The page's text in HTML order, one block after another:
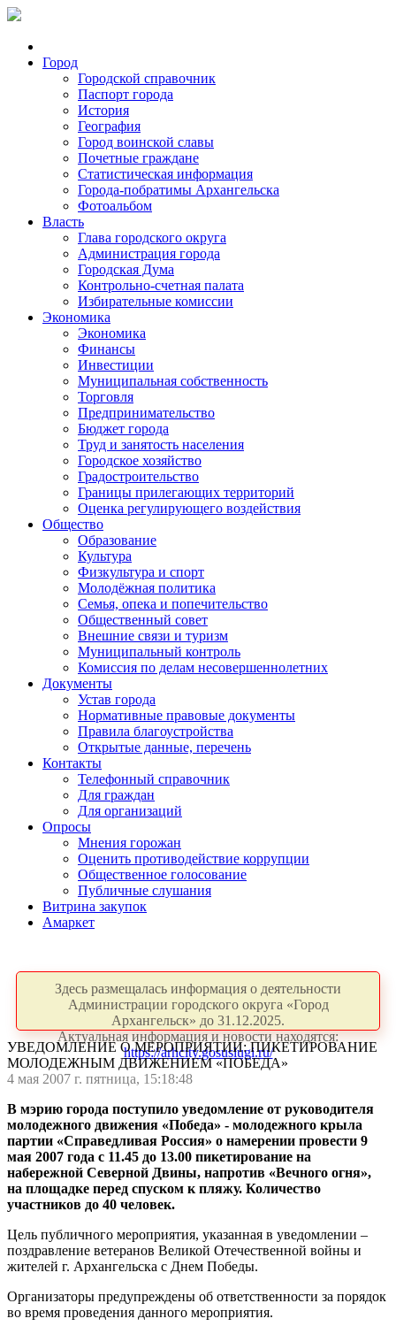
Город
Городской справочник
Паспорт города
История
География
Город воинской славы
Почетные граждане
Статистическая информация
Города-побратимы Архангельска
Фотоальбом
Власть
Глава городского округа
Администрация города
Городская Дума
Контрольно-счетная палата
Избирательные комиссии
Экономика
Экономика
Финансы
Инвестиции
Муниципальная собственность
Торговля
Предпринимательство
Бюджет города
Труд и занятость населения
Городское хозяйство
Градостроительство
Границы прилегающих территорий
Оценка регулирующего воздействия
Общество
Образование
Культура
Физкультура и спорт
Молодёжная политика
Семья, опека и попечительство
Общественный совет
Внешние связи и туризм
Муниципальный контроль
Комиссия по делам несовершеннолетних
Документы
Устав города
Нормативные правовые документы
Правила благоустройства
Открытые данные, перечень
Контакты
Телефонный справочник
Для граждан
Для организаций
Опросы
Мнения горожан
Оценить противодействие коррупции
Общественное голосование
Публичные слушания
Витрина закупок
Амаркет
Здесь размещалась информация о деятельности
Администрации городского округа «Город
Архангельск» до 31.12.2025.
Актуальная информация и новости находятся:
https://arhcity.gosuslugi.ru/
УВЕДОМЛЕНИЕ О МЕРОПРИЯТИИ: ПИКЕТИРОВАНИЕ
МОЛОДЕЖНЫМ ДВИЖЕНИЕМ «ПОБЕДА»
4 мая 2007 г. пятница, 15:18:48
В мэрию города поступило уведомление от руководителя
молодежного движения «Победа» - молодежного крыла
партии «Справедливая Россия» о намерении провести 9
мая 2007 года с 11.45 до 13.00 пикетирование на
набережной Северной Двины, напротив «Вечного огня»,
на площадке перед спуском к пляжу. Количество
участников до 40 человек.
Цель публичного мероприятия, указанная в уведомлении –
поздравление ветеранов Великой Отечественной войны и
жителей г. Архангельска с Днем Победы.
Организаторы предупреждены об ответственности за порядок
во время проведения данного мероприятия.